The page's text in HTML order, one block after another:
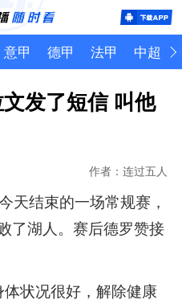
意甲 德甲 法甲 中超
发了短信 叫他
作者：连过五人
天结束的一场常规赛，
了湖人。赛后德罗赞接
状况很好，解除健康